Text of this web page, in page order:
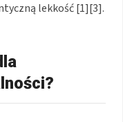
lekkość [1][3].